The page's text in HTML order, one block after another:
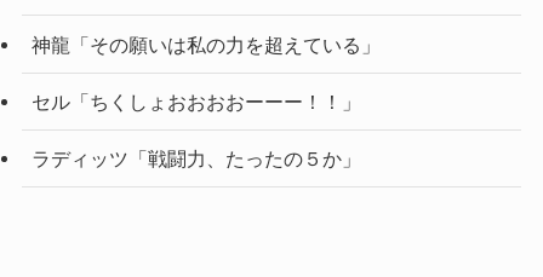
神龍「その願いは私の力を超えている」
セル「ちくしょおおおおーーー！！」
ラディッツ「戦闘力、たったの５か」